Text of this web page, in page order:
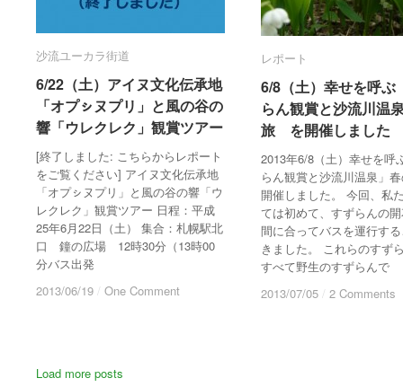
レポート
6/8（土）幸せを呼ぶ
らん観賞と沙流川温
旅 を開催しました
2013年6/8（土）幸せを呼
らん観賞と沙流川温泉」
開催しました。 今回、私
ては初めて、すずらんの
間に合ってバスを運行す
きました。 これらのすず
すべて野生のすずらんで
2013/07/05 / 2 Comments
レポート
6/8（土）幸せを呼ぶ
らん観賞と沙流川温
旅 を開催しました
2013/07/05 / 2 Comments
沙流ユーカラ街道
6/22（土）アイヌ文化伝承地
「オプㇱヌプリ」と風の谷の
響「ウレクレク」観賞ツアー
[終了しました: こちらからレポート
をご覧ください] アイヌ文化伝承地
「オプㇱヌプリ」と風の谷の響「ウ
レクレク」観賞ツアー 日程：平成
25年6月22日（土） 集合：札幌駅北
口 鐘の広場 12時30分（13時00
分バス出発
2013/06/19 / One Comment
沙流ユーカラ街道
6/22（土）アイヌ文化伝承地
「オプㇱヌプリ」と風の谷の
響「ウレクレク」観賞ツアー
2013/06/19 / One Comment
Load more posts